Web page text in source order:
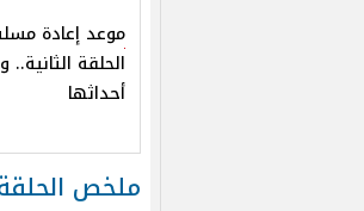
موعد إعادة
الحلقة
أحداثها
ملخص